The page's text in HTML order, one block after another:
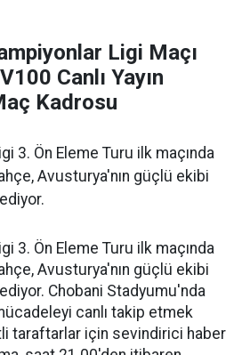
Ligi Maçı
Canlı Yayın
Kadrosu
3. Ön Eleme Turu ilk maçında
Avusturya'nın güçlü ekibi
3. Ön Eleme Turu ilk maçında
Avusturya'nın güçlü ekibi
Chobani Stadyumu'nda
canlı takip etmek
taraftarlar için sevindirici haber